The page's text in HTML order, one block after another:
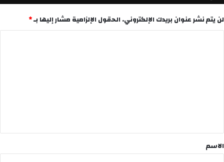
لن يتم نشر عنوان بريدك الإلكتروني. الحقول الإلزامية مشار إليها بـ*
*
الاسم